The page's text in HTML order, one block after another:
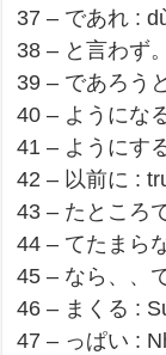
37 – であれ :
38 – と言わず
39 – であろう
40 – ようにな
41 – ようにす
42 – 以前に :
43 – たところ
44 – てたまら
45 – なら、、
46 – まくる :
47 – っぱい :